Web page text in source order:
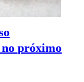
próximo